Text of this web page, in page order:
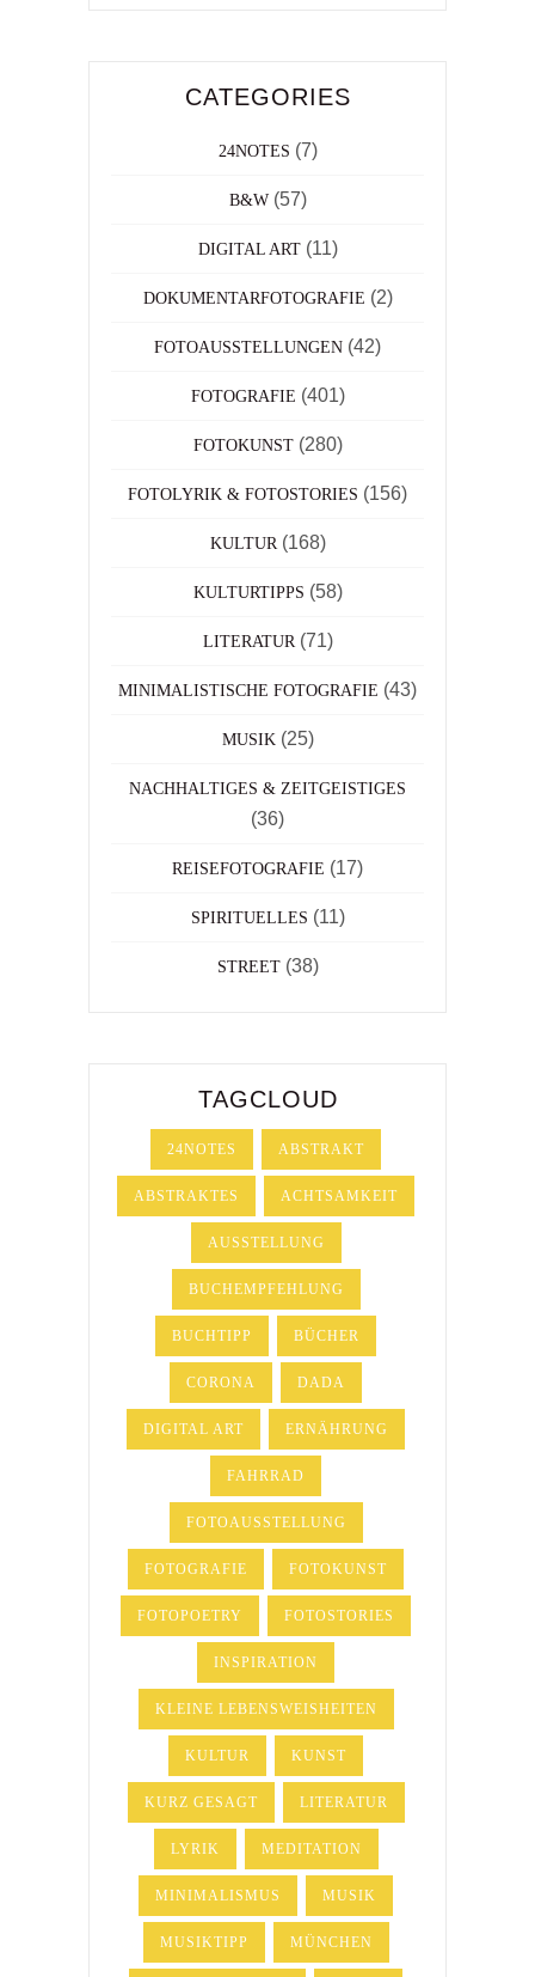
CATEGORIES
24NOTES (7)
B&W(57)
DIGITAL ART(11)
DOKUMENTARFOTOGRAFIE (2)
FOTOAUSSTELLUNGEN (42)
FOTOGRAFIE (401)
FOTOKUNST(280)
FOTOLYRIK & FOTOSTORIES (156)
KULTUR (168)
KULTURTIPPS (58)
LITERATUR (71)
MINIMALISTISCHE FOTOGRAFIE (43)
MUSIK (25)
NACHHALTIGES & ZEITGEISTIGES
(36)
REISEFOTOGRAFIE (17)
SPIRITUELLES (11)
STREET(38)
TAGCLOUD
24NOTES ABSTRAKT
ABSTRAKTES ACHTSAMKEIT
AUSSTELLUNG
BUCHEMPFEHLUNG
BUCHTIPP BÜCHER
CORONA DADA
DIGITAL ART ERNÄHRUNG
FAHRRAD
FOTOAUSSTELLUNG
FOTOGRAFIE FOTOKUNST
FOTOPOETRY FOTOSTORIES
INSPIRATION
KLEINE LEBENSWEISHEITEN
KULTUR KUNST
KURZ GESAGT LITERATUR
LYRIK MEDITATION
MINIMALISMUS MUSIK
MUSIKTIPP MÜNCHEN